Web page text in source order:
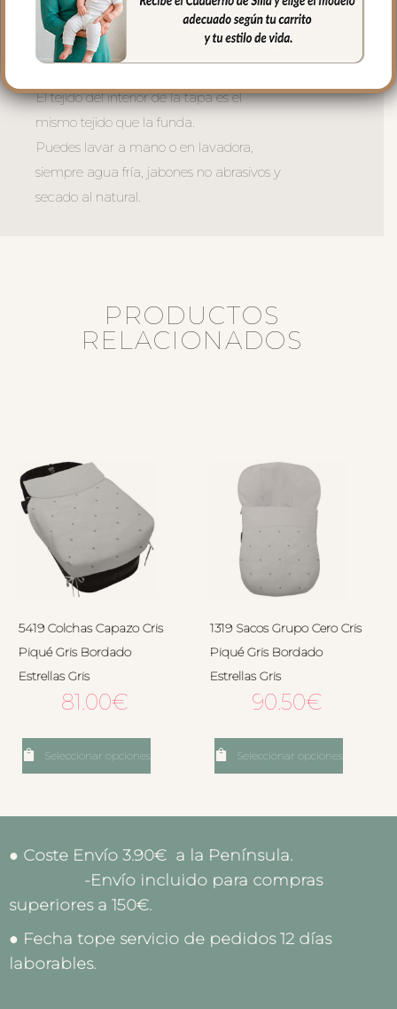
El relleno de la tapa es de micro fibra
hueca para mayor confort del bebé y
El tejido del interior de la tapa es el
mismo tejido que la funda.
Puedes lavar a mano o en lavadora,
siempre agua fría, jabones no abrasivos y
secado al natural.
PRODUCTOS
RELACIONADOS
5419 Colchas Capazo Cris
Piqué Gris Bordado
Estrellas Gris
81.00€
Seleccionar opciones
1319 Sacos Grupo Cero Cris
Piqué Gris Bordado
Estrellas Gris
90.50€
Seleccionar opciones
● Coste Envío 3.90€ a la Península.
-Envío incluido para compras
superiores a 150€.
● Fecha tope servicio de pedidos 12 días
laborables.